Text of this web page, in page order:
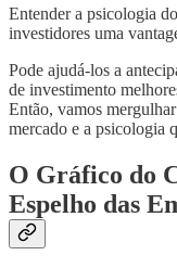
Entender a psicologia
investidores uma
Pode ajudá-los a
de investimento
Então, vamos
mercado e a psicologia
O Gráfico do
Espelho das